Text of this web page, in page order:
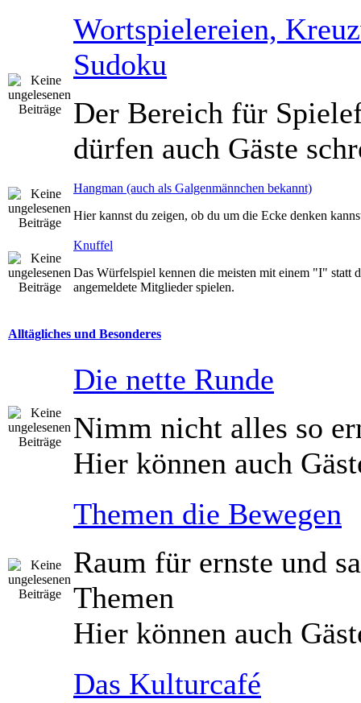
Wortspielereien,
Sudoku
Der Bereich für
dürfen auch Gäste
Hangman (auch als Galgenmännchen bekannt)
Hier kannst du zeigen, ob du um die Ecke denken
Knuffel
Das Würfelspiel kennen die meisten mit einem "I" statt
angemeldete Mitglieder spielen.
Alltägliches und Besonderes
Die nette Runde
Nimm nicht alles so
Hier können auch
Themen die Bewegen
Raum für ernste und
Themen
Hier können auch
Das Kulturcafé